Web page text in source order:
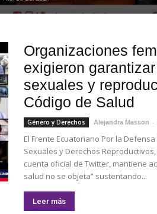
Organizaciones
exigieron
sexuales y
Código de Salud
Género y Derechos Alejandra Masson -
El Frente Ecuatoriano Por la
Sexuales y Derechos
cuenta oficial de Twitter, mantiene
salud no se objeta” sustentando...
Leer más